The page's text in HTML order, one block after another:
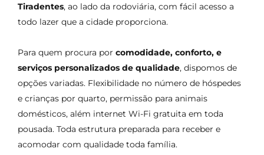
Tiradentes, ao lado da rodoviária, com fácil acesso a
todo lazer que a cidade proporciona.
Para quem procura por comodidade, conforto, e
serviços personalizados de qualidade, dispomos de
opções variadas. Flexibilidade no número de hóspedes
e crianças por quarto, permissão para animais
domésticos, além internet Wi-Fi gratuita em toda
pousada. Toda estrutura preparada para receber e
acomodar com qualidade toda família.